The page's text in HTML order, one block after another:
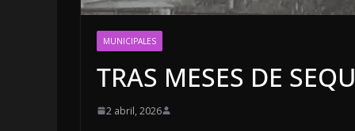
MUNICIPALES
TRAS MESES DE
2 abril, 2026
6 agosto, 2026